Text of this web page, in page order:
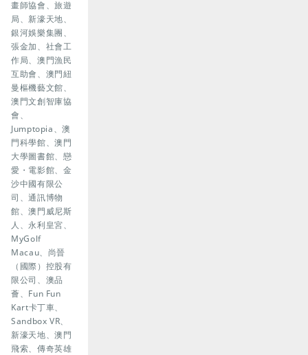
畫師協會、旅遊
局、新濠天地、
銀河娛樂集團、
張金加、社會工
作局、澳門漁民
互助會、澳門紐
曼樞機藝文館、
澳門文創智庫協
會、
Jumptopia、澳
門科學館、澳門
大學圖書館、戀
愛・電影館、金
沙中國有限公
司、通訊博物
館、澳門威尼斯
人、永利皇宮、
MyGolf
Macau、尚晉
（國際）控股有
限公司、澳品
薈、Fun Fun
Kart卡丁車、
Sandbox VR、
新濠天地、澳門
飛索、傳奇英雄